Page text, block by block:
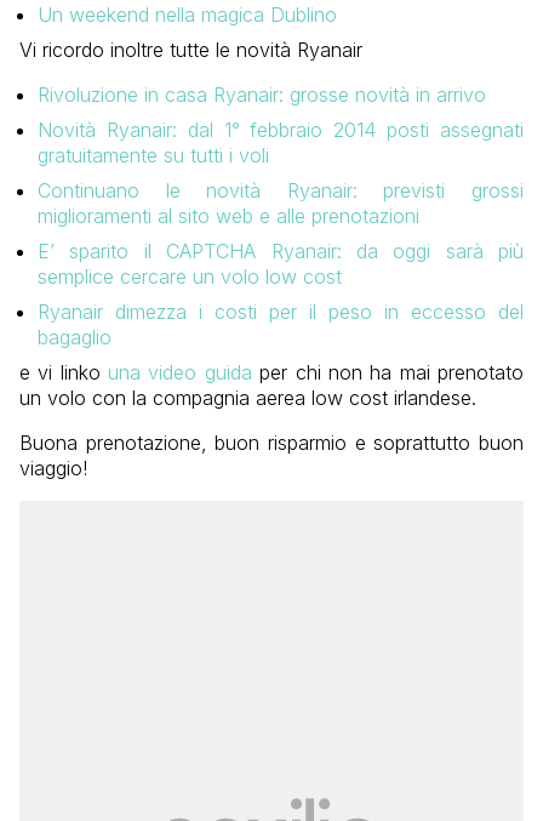
Un weekend nella magica Dublino
Vi ricordo inoltre tutte le novità Ryanair
Rivoluzione in casa Ryanair: grosse novità in arrivo
Novità Ryanair: dal 1° febbraio 2014 posti assegnati
gratuitamente su tutti i voli
Continuano le novità Ryanair: previsti grossi
miglioramenti al sito web e alle prenotazioni
E’ sparito il CAPTCHA Ryanair: da oggi sarà più
semplice cercare un volo low cost
Ryanair dimezza i costi per il peso in eccesso del
bagaglio
e vi linko una video guida per chi non ha mai prenotato
un volo con la compagnia aerea low cost irlandese.
Buona prenotazione, buon risparmio e soprattutto buon
viaggio!